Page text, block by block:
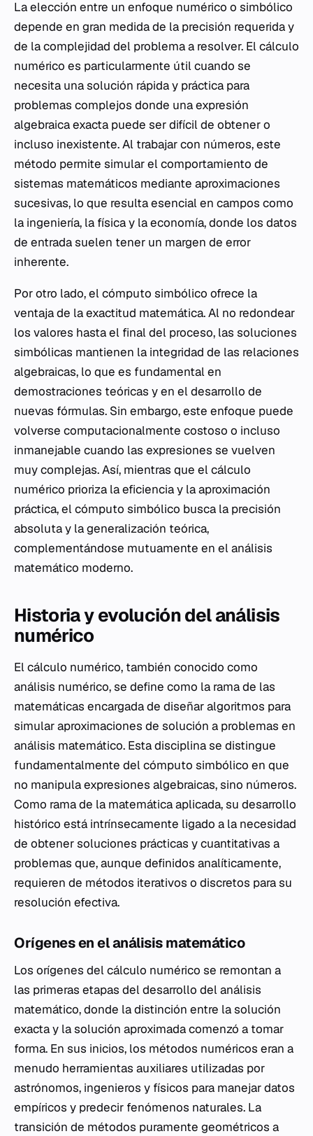
La elección entre un enfoque numérico o simbólico
depende en gran medida de la precisión requerida y
de la complejidad del problema a resolver. El cálculo
numérico es particularmente útil cuando se
necesita una solución rápida y práctica para
problemas complejos donde una expresión
algebraica exacta puede ser difícil de obtener o
incluso inexistente. Al trabajar con números, este
método permite simular el comportamiento de
sistemas matemáticos mediante aproximaciones
sucesivas, lo que resulta esencial en campos como
la ingeniería, la física y la economía, donde los datos
de entrada suelen tener un margen de error
inherente.
Por otro lado, el cómputo simbólico ofrece la
ventaja de la exactitud matemática. Al no redondear
los valores hasta el final del proceso, las soluciones
simbólicas mantienen la integridad de las relaciones
algebraicas, lo que es fundamental en
demostraciones teóricas y en el desarrollo de
nuevas fórmulas. Sin embargo, este enfoque puede
volverse computacionalmente costoso o incluso
inmanejable cuando las expresiones se vuelven
muy complejas. Así, mientras que el cálculo
numérico prioriza la eficiencia y la aproximación
práctica, el cómputo simbólico busca la precisión
absoluta y la generalización teórica,
complementándose mutuamente en el análisis
matemático moderno.
Historia y evolución del análisis
numérico
El cálculo numérico, también conocido como
análisis numérico, se define como la rama de las
matemáticas encargada de diseñar algoritmos para
simular aproximaciones de solución a problemas en
análisis matemático. Esta disciplina se distingue
fundamentalmente del cómputo simbólico en que
no manipula expresiones algebraicas, sino números.
Como rama de la matemática aplicada, su desarrollo
histórico está intrínsecamente ligado a la necesidad
de obtener soluciones prácticas y cuantitativas a
problemas que, aunque definidos analíticamente,
requieren de métodos iterativos o discretos para su
resolución efectiva.
Orígenes en el análisis matemático
Los orígenes del cálculo numérico se remontan a
las primeras etapas del desarrollo del análisis
matemático, donde la distinción entre la solución
exacta y la solución aproximada comenzó a tomar
forma. En sus inicios, los métodos numéricos eran a
menudo herramientas auxiliares utilizadas por
astrónomos, ingenieros y físicos para manejar datos
empíricos y predecir fenómenos naturales. La
transición de métodos puramente geométricos a